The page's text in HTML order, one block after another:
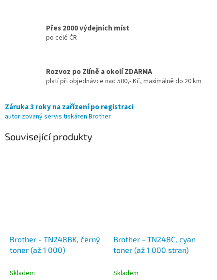
Přes 2000 výdejních míst
po celé ČR
Rozvoz po Zlíně a okolí ZDARMA
platí při objednávce nad 500,- Kč, maximálně do 20 km
Záruka 3 roky na zařízení po registraci
autorizovaný servis tiskáren Brother
Související produkty
Brother - TN248BK, černý
toner (až 1 000)
Skladem
Brother - TN248C, cyan
toner (až 1 000 stran)
Skladem